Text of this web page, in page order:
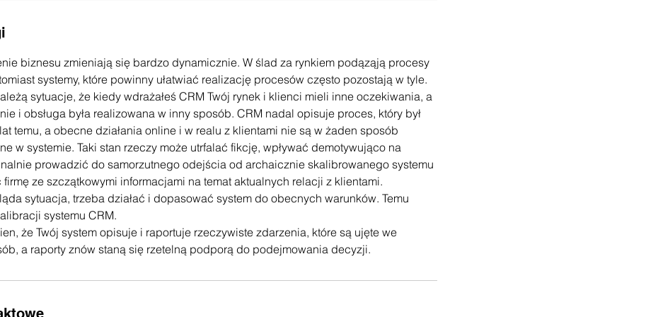
biznesu zmieniają się bardzo dynamicznie. W ślad za rynkiem podąząją procesy
systemy, które powinny ułatwiać realizację procesów często pozostają w tyle.
sytuacje, że kiedy wdrażałeś CRM Twój rynek i klienci mieli inne oczekiwania, a
i obsługa była realizowana w inny sposób. CRM nadal opisuje proces, który był
temu, a obecne działania online i w realu z klientami nie są w żaden sposób
w systemie. Taki stan rzeczy może utrfalać fikcję, wpływać demotywująco na
prowadzić do samorzutnego odejścia od archaicznie skalibrowanego systemu
ze szczątkowymi informacjami na temat aktualnych relacji z klientami.
sytuacja, trzeba działać i dopasować system do obecnych warunków. Temu
systemu CRM.
że Twój system opisuje i raportuje rzeczywiste zdarzenia, które są ujęte we
a raporty znów staną się rzetelną podporą do podejmowania decyzji.